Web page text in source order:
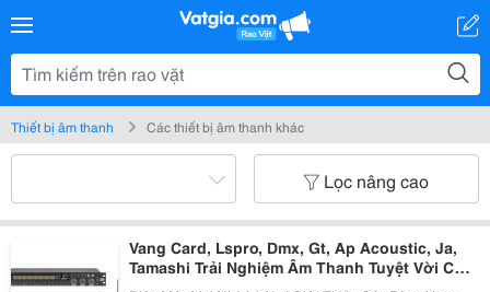
Thiết bị âm thanh Các thiết bị âm thanh khác
Lọc nâng cao
Vang Card, Lspro, Dmx, Gt, Ap Acoustic, Ja,
Tamashi Trải Nghiệm Âm Thanh Tuyệt Vời Cho
Gia Đình Bạn